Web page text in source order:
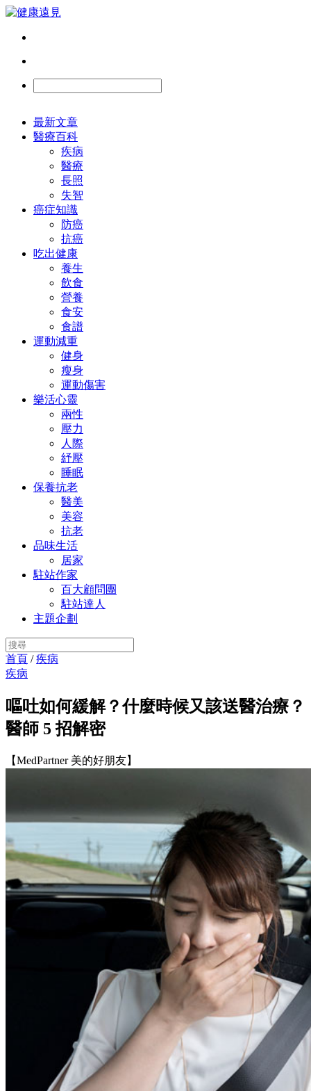
最新文章
醫療百科
疾病
醫療
長照
失智
癌症知識
防癌
抗癌
吃出健康
養生
飲食
營養
食安
食譜
運動減重
健身
瘦身
運動傷害
樂活心靈
兩性
壓力
人際
紓壓
睡眠
保養抗老
醫美
美容
抗老
品味生活
居家
駐站作家
百大顧問團
駐站達人
主題企劃
首頁 /疾病
疾病
嘔吐如何緩解？什麼時候又該送醫治療？
醫師 5 招解密
【MedPartner 美的好朋友】